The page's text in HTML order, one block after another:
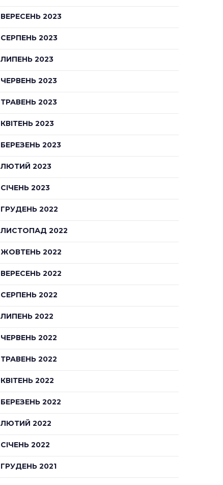
ВЕРЕСЕНЬ 2023
СЕРПЕНЬ 2023
ЛИПЕНЬ 2023
ЧЕРВЕНЬ 2023
ТРАВЕНЬ 2023
КВІТЕНЬ 2023
БЕРЕЗЕНЬ 2023
ЛЮТИЙ 2023
СІЧЕНЬ 2023
ГРУДЕНЬ 2022
ЛИСТОПАД 2022
ЖОВТЕНЬ 2022
ВЕРЕСЕНЬ 2022
СЕРПЕНЬ 2022
ЛИПЕНЬ 2022
ЧЕРВЕНЬ 2022
ТРАВЕНЬ 2022
КВІТЕНЬ 2022
БЕРЕЗЕНЬ 2022
ЛЮТИЙ 2022
СІЧЕНЬ 2022
ГРУДЕНЬ 2021